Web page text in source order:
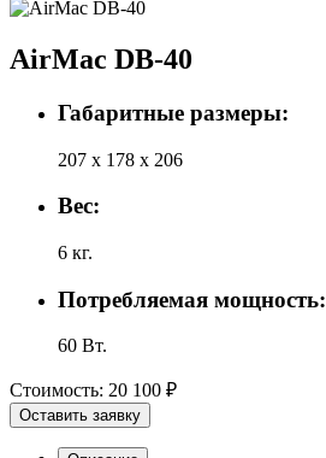
AirMac DB-40
Габаритные размеры:
207 x 178 x 206
Вес:
6 кг.
Потребляемая мощность:
60 Вт.
Стоимость: 20 100 ₽
Оставить заявку